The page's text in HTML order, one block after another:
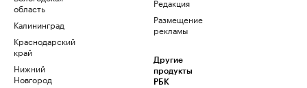
область
Калининград
Краснодарский
край
Нижний
Новгород
Размещение
рекламы
Другие
продукты
РБК